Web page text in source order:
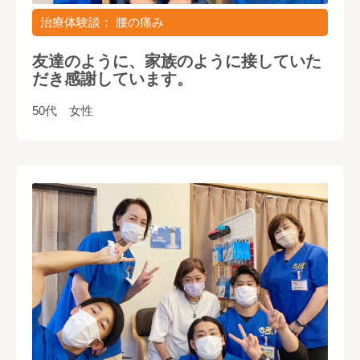
治療体験談： 腰の痛み
友達のように、家族のように接していた
だき感謝しています。
50代 女性